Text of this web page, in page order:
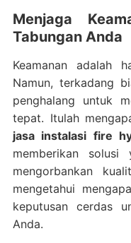
Menjaga
Tabungan Anda
Keamanan adalah
Namun, terkadang
penghalang untuk
tepat. Itulah
jasa instalasi fire
memberikan
mengorbankan
mengetahui
keputusan cerdas
Anda.